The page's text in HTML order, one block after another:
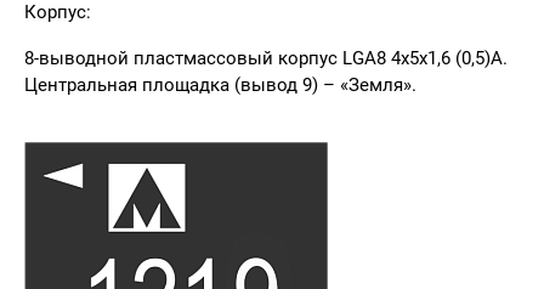
Корпус:
8-выводной пластмассовый корпус LGA8 4х5х1,6 (0,5)A.
Центральная площадка (вывод 9) – «Земля».